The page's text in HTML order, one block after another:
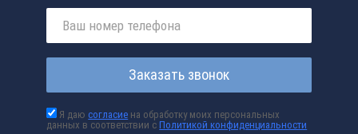
Заказать звонок
Я даюсогласие на обработку моих персональных
данных в соответствии сПолитикой конфиденциальности